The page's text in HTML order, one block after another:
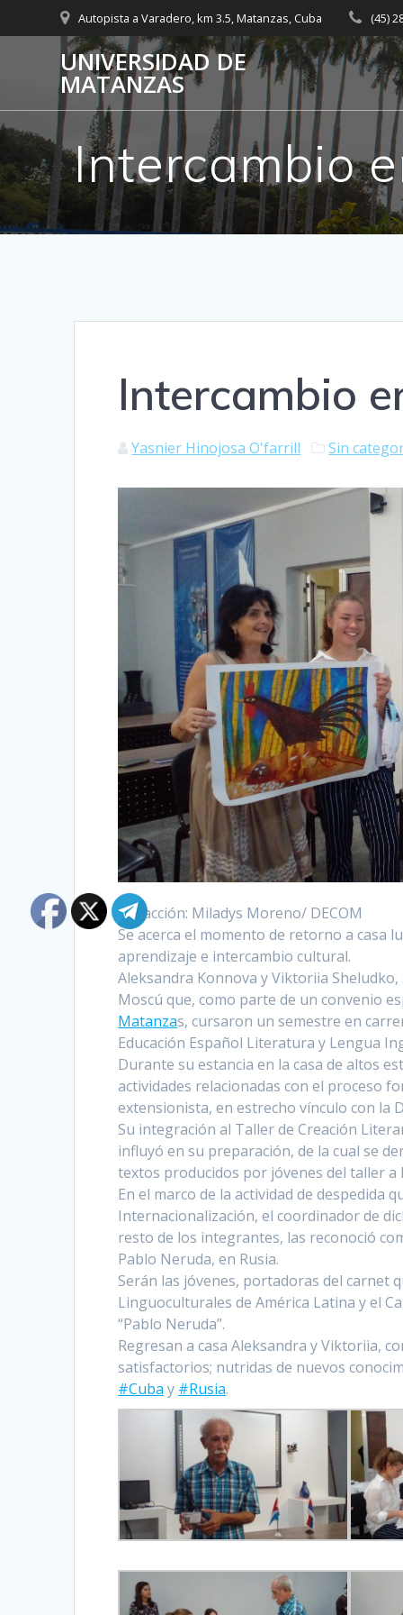
al
contenido
Autopista a Varadero, km 3.5, Matanzas, Cuba (45)
UNIVERSIDAD DE
MATANZAS
Intercambio
Intercambio
Yasnier Hinojosa O'farrill Sin
Redacción: Miladys Moreno/ DECOM
Se acerca el momento de retorno a casa
aprendizaje e intercambio cultural.
Aleksandra Konnova y Viktoriia
Moscú que, como parte de un convenio
Matanzas, cursaron un semestre en
Educación Español Literatura y Lengua
Durante su estancia en la casa de altos
actividades relacionadas con el proceso
extensionista, en estrecho vínculo con la
Su integración al Taller de Creación
influyó en su preparación, de la cual se
textos producidos por jóvenes del taller a
En el marco de la actividad de despedida
Internacionalización, el coordinador de
resto de los integrantes, las reconoció
Pablo Neruda, en Rusia.
Serán las jóvenes, portadoras del carnet
Linguoculturales de América Latina y el
“Pablo Neruda”.
Regresan a casa Aleksandra y Viktoriia,
satisfactorios; nutridas de nuevos
#Cuba y #Rusia.